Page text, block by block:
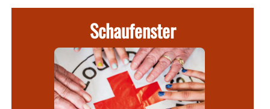
Schaufenster